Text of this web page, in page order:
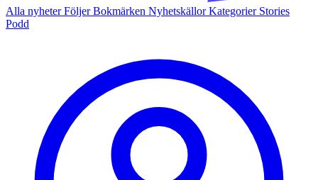
Alla nyheterFöljerBokmärken NyhetskällorKategorier Stories
Podd